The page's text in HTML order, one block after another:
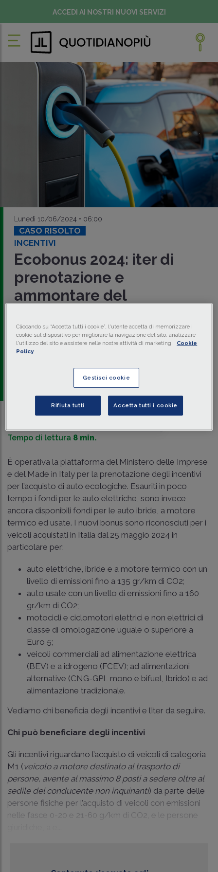
ACCEDI AI NOSTRI NUOVI SERVIZI
Lunedì 10/06/2024 • 06:00
CASO RISOLTO
INCENTIVI
Ecobonus 2024: iter di
prenotazione e
ammontare del
È operativa la piattaforma del Ministero delle Imprese e del
Made in Italy per la prenotazione degli incentivi per
l’acquisto di auto ecologiche
. Esauriti in poco tempo i
Tempo di lettura 8 min.
È operativa la piattaforma del Ministero delle Imprese
e del Made in Italy per la prenotazione degli incentivi
per l’acquisto di auto ecologiche. Esauriti in poco
tempo i fondi per le auto elettriche, sono invece
ancora disponibili fondi per le auto ibride, a motore
termico ed usate. I nuovi bonus sono riconosciuti per i
veicoli acquistati in Italia dal 25 maggio 2024 in
particolare per:
auto elettriche, ibride e a motore termico con un
livello di emissioni fino a 135 gr/km di CO2;
auto usate con un livello di emissioni fino a 160
gr/km di CO2;
motocicli e ciclomotori elettrici e non elettrici di
classe di omologazione uguale o superiore a
Euro 5;
veicoli commerciali ad alimentazione elettrica
(BEV) e a idrogeno (FCEV); ad alimentazioni
alternative (CNG-GPL mono e bifuel, Ibrido) e ad
alimentazione tradizionale.
Vediamo chi beneficia degli incentivi e l’iter da seguire.
Chi può beneficiare degli incentivi
Gli incentivi riguardano l’acquisto di veicoli di categoria
M1 (veicolo a motore destinato al trasporto di
persone, avente al massimo 8 posti a sedere oltre al
sedile del conducente non inquinanti) da parte delle
persone fisiche per l’acquisto di veicoli con emissioni
nelle fasce 0-20 e 21-60 g/km di CO2, e le persone
Cliccando su “Accetta tutti i cookie”, l'utente accetta di memorizzare i
cookie sul dispositivo per migliorare la navigazione del sito, analizzare
l'utilizzo del sito e assistere nelle nostre attività di marketing.
Cookie
Policy
Gestisci cookie
Rifiuta tutti Accetta tutti i cookie